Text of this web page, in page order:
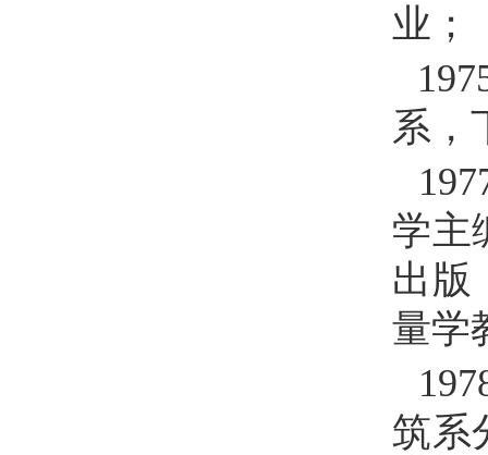
业；
系，
学主
出版
量学
筑系